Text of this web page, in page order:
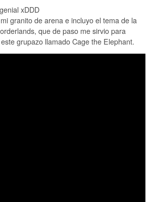
xDDD
granito de arena e incluyo el tema de la
que de paso me sirvio para
grupazo llamado Cage the Elephant.